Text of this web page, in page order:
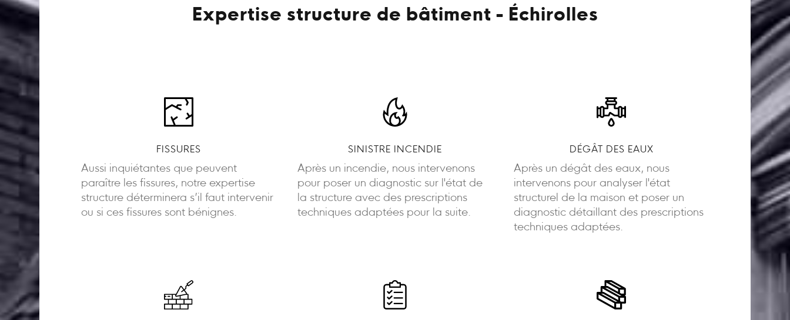
Expertise structure de bâtiment - Échirolles
FISSURES
Aussi inquiétantes que peuvent
paraître les fissures, notre expertise
structure déterminera s’il faut intervenir
ou si ces fissures sont bénignes.
SINISTRE INCENDIE
Après un incendie, nous intervenons
pour poser un diagnostic sur l'état de
la structure avec des prescriptions
techniques adaptées pour la suite.
DÉGÂT DES EAUX
Après un dégât des eaux, nous
intervenons pour analyser l'état
structurel de la maison et poser un
diagnostic détaillant des prescriptions
techniques adaptées.